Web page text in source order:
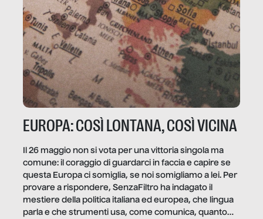
EUROPA: COSÌ LONTANA, COSÌ VICINA
Il 26 maggio non si vota per una vittoria singola ma
comune: il coraggio di guardarci in faccia e capire se
questa Europa ci somiglia, se noi somigliamo a lei. Per
provare a rispondere, SenzaFiltro ha indagato il
mestiere della politica italiana ed europea, che lingua
parla e che strumenti usa, come comunica, quanto